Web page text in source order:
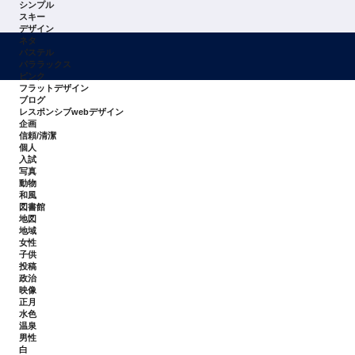
シンプル
スキー
デザイン
ネタ
パステル
パララックス
ピンク
フラットデザイン
ブログ
レスポンシブwebデザイン
企画
信頼/清潔
個人
入試
写真
動物
和風
図書館
地図
地域
女性
子供
投稿
政治
映像
正月
水色
温泉
男性
白